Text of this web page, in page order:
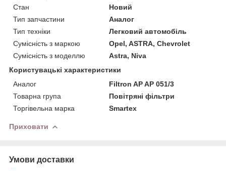
Стан
Новий
Тип запчастини
Аналог
Тип техніки
Легковий автомобіль
Сумісність з маркою
Opel, ASTRA, Chevrolet
Сумісність з моделлю
Astra, Niva
Користувацькi характеристики
Аналог
Filtron AP AP 051/3
Товарна група
Повітряні фільтри
Торгівельна марка
Smartex
Приховати
Умови доставки